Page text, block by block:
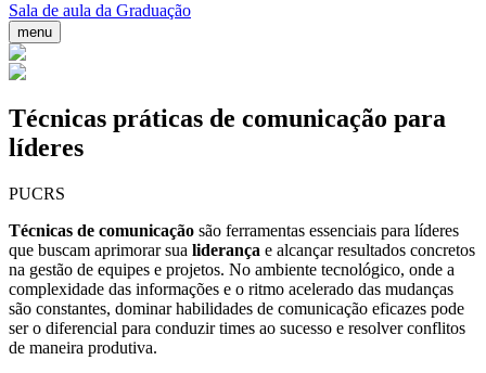
Sala de aula da Graduação
menu
Técnicas práticas de comunicação para
líderes
PUCRS
Técnicas de comunicação são ferramentas essenciais para líderes
que buscam aprimorar sua liderança e alcançar resultados concretos
na gestão de equipes e projetos. No ambiente tecnológico, onde a
complexidade das informações e o ritmo acelerado das mudanças
são constantes, dominar habilidades de comunicação eficazes pode
ser o diferencial para conduzir times ao sucesso e resolver conflitos
de maneira produtiva.